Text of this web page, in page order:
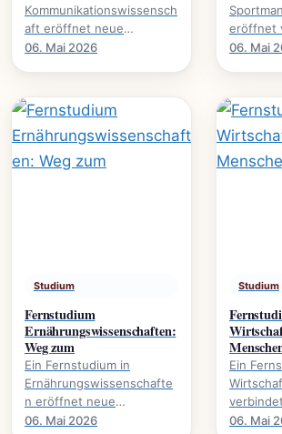
Kommunikationswissensch
aft eröffnet neue
Perspektiven auf Medien,
Es.
06. Mai 2026
eröffnet
und
06. Mai
Studium
Fernstudium
Ernährungswissenschaften:
Weg zum
Ein Fernstudium in
Ernährungswissenschafte
n eröffnet neue
Karrierewege., welche
06. Mai 2026
Studium
Ein
06. Mai